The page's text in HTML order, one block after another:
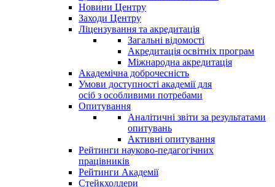
Новини Центру
Заходи Центру
Ліцензування та акредитація
Загальні відомості
Акредитація освітніх програм
Міжнародна акредитація
Академічна доброчесність
Умови доступності академії для
осіб з особливими потребами
Опитування
Аналітичні звіти за результатами
опитувань
Активні опитування
Рейтинги науково-педагогічних
працівників
Рейтинги Академії
Стейкхолдери